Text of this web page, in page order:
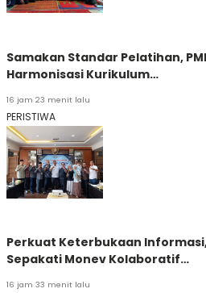
Samakan Standar Pelatihan,
Harmonisasi Kurikulum…
16 jam 23 menit lalu
PERISTIWA
Perkuat Keterbukaan
Sepakati Monev Kolaboratif…
16 jam 33 menit lalu